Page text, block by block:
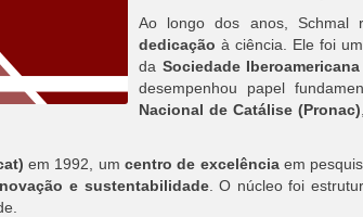
Ao longo dos anos, Schmal
dedicação à ciência. Ele foi
da Sociedade
desempenhou papel
Nacional de Catálise (Pronac)
em 1992, umcentro de excelênciaem
e sustentabilidade. O núcleo foi